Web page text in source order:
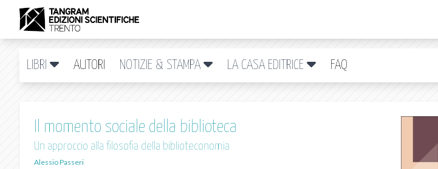
LIBRI AUTORI NOTIZIE & STAMPA LA CASA EDITRICE FAQ
Il momento sociale della biblioteca
Un approccio alla filosofia della biblioteconomia
Alessio Passeri